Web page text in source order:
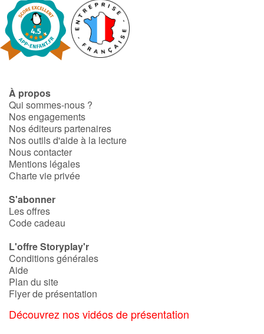
À propos
Qui sommes-nous ?
Nos engagements
Nos éditeurs partenaires
Nos outils d'aide à la lecture
Nous contacter
Mentions légales
Charte vie privée
S'abonner
Les offres
Code cadeau
L'offre Storyplay'r
Conditions générales
Aide
Plan du site
Flyer de présentation
Découvrez nos vidéos de présentation